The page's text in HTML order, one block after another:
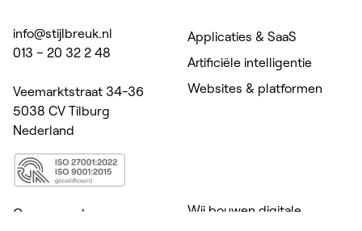
info@stijlbreuk.nl
013 – 20 32 2 48
Veemarktstraat 34-36
5038 CV Tilburg
Nederland
Applicaties & SaaS
Artificiële intelligentie
Websites & platformen
Onze aanpak
Wij bouwen digitale